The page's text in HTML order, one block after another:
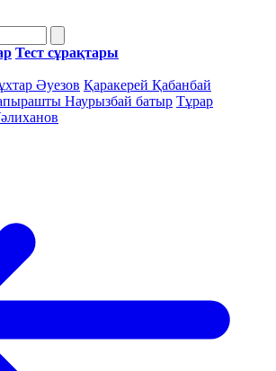
Тест сұрақтары
Әуезов Қаракерей Қабанбай
Наурызбай батыр Тұрар